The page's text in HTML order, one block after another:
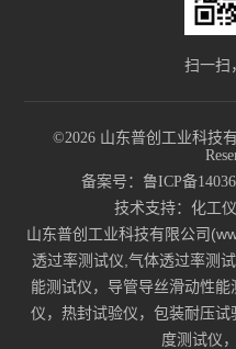
扫一扫
©2026 山东普创工业科技
备案号：鲁ICP备
技术支持： 化工
山东普创工业科技有限公司
透过率测试仪,气体透过率测
能测试仪，导管导丝滑动性
仪，热封试验仪，包装耐压
度测试仪